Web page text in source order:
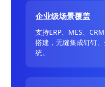
企业级场景覆盖
支持ERP、MES、
搭建，无缝集成钉钉
统。